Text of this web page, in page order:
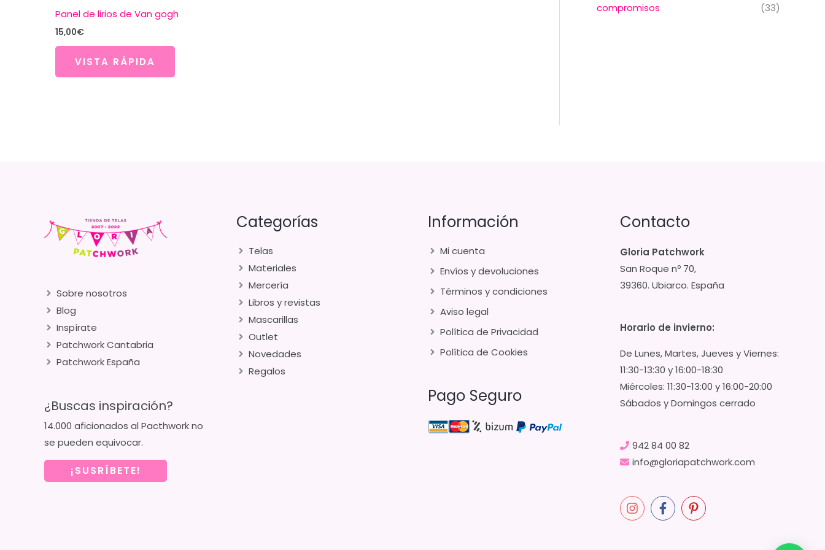
Panel de lirios de Van gogh
15,00€
VISTA RÁPIDA
compromisos
(33)
Sobre nosotros
Blog
Inspírate
Patchwork Cantabria
Patchwork España
¿Buscas inspiración?
14.000 aficionados al Pacthwork no
se pueden equivocar.
¡SUSRÍBETE!
Categorías
Telas
Materiales
Mercería
Libros y revistas
Mascarillas
Outlet
Novedades
Regalos
Información
Mi cuenta
Envíos y devoluciones
Términos y condiciones
Aviso legal
Política de Privacidad
Política de Cookies
Pago Seguro
Contacto
Gloria Patchwork
San Roque nº 70,
39360. Ubiarco. España
Horario de invierno:
De Lunes, Martes, Jueves y Viernes:
11:30-13:30 y 16:00-18:30
Miércoles: 11:30-13:00 y 16:00-20:00
Sábados y Domingos cerrado
942 84 00 82
info@gloriapatchwork.com